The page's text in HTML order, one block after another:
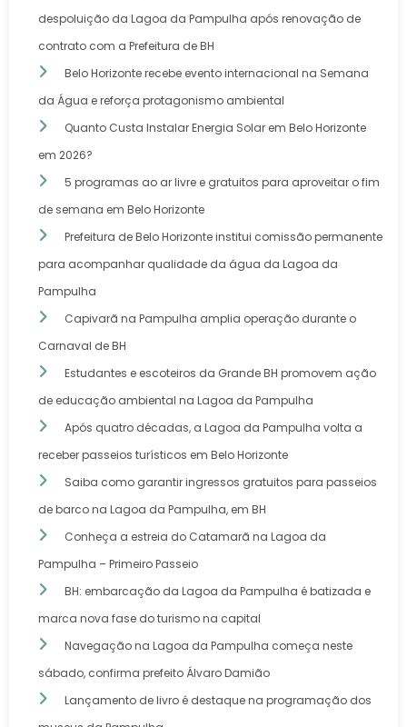
despoluição da Lagoa da Pampulha após renovação de
contrato com a Prefeitura de BH
Belo Horizonte recebe evento internacional na Semana
da Água e reforça protagonismo ambiental
Quanto Custa Instalar Energia Solar em Belo Horizonte
em 2026?
5 programas ao ar livre e gratuitos para aproveitar o fim
de semana em Belo Horizonte
Prefeitura de Belo Horizonte institui comissão permanente
para acompanhar qualidade da água da Lagoa da
Pampulha
Capivarã na Pampulha amplia operação durante o
Carnaval de BH
Estudantes e escoteiros da Grande BH promovem ação
de educação ambiental na Lagoa da Pampulha
Após quatro décadas, a Lagoa da Pampulha volta a
receber passeios turísticos em Belo Horizonte
Saiba como garantir ingressos gratuitos para passeios
de barco na Lagoa da Pampulha, em BH
Conheça a estreia do Catamarã na Lagoa da
Pampulha – Primeiro Passeio
BH: embarcação da Lagoa da Pampulha é batizada e
marca nova fase do turismo na capital
Navegação na Lagoa da Pampulha começa neste
sábado, confirma prefeito Álvaro Damião
Lançamento de livro é destaque na programação dos